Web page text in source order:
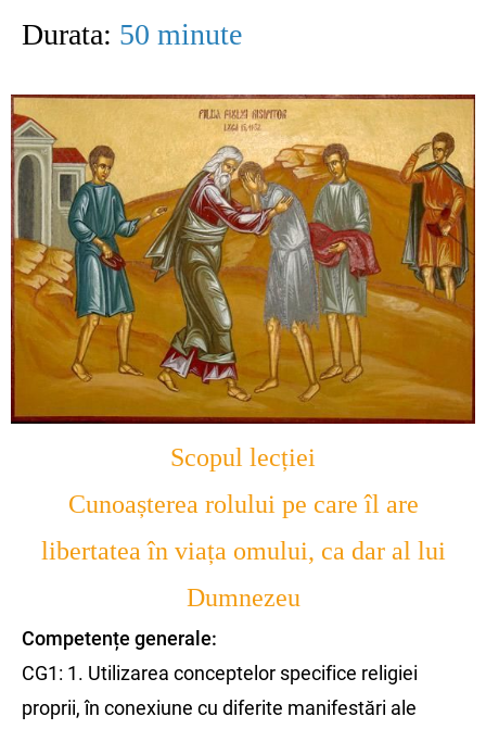
Durata: 50 minute
Scopul lecției
Cunoașterea rolului pe care îl are
libertatea în viața omului, ca dar al lui
Dumnezeu
Competențe generale:
CG1: 1. Utilizarea conceptelor specifice religiei
proprii, în conexiune cu diferite manifestări ale